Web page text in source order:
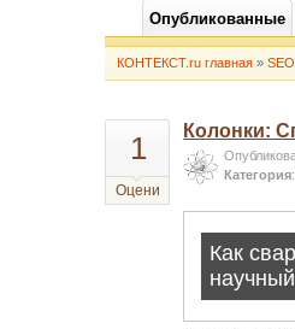
Опубликованные
КОНТЕКСТ.ru главная »SEO
1
Оцени
Колонки:
Категория